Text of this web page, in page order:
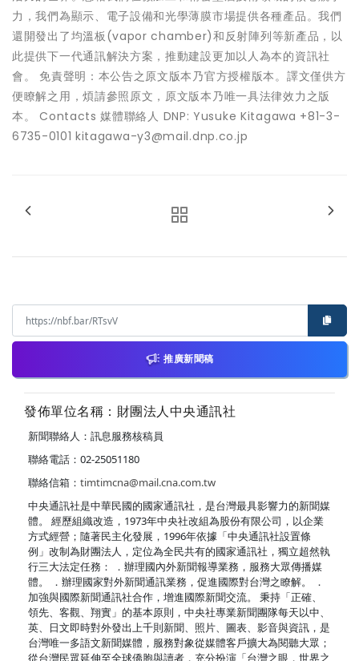
力，我們為顯示、電子設備和光學薄膜市場提供各種產品。我們
還開發出了均溫板(vapor chamber)和反射陣列等新產品，以
此提供下一代通訊解決方案，推動建設更加以人為本的資訊社
會。 免責聲明：本公告之原文版本乃官方授權版本。譯文僅供方
便瞭解之用，煩請參照原文，原文版本乃唯一具法律效力之版
本。 Contacts 媒體聯絡人 DNP: Yusuke Kitagawa +81-3-
6735-0101 kitagawa-y3@mail.dnp.co.jp
推廣新聞稿
發佈單位名稱：財團法人中央通訊社
新聞聯絡人：訊息服務核稿員
聯絡電話：02-25051180
聯絡信箱： timtimcna@mail.cna.com.tw
中央通訊社是中華民國的國家通訊社，是台灣最具影響力的新聞媒
體。 經歷組織改造，1973年中央社改組為股份有限公司，以企業
方式經營；隨著民主化發展，1996年依據「中央通訊社設置條
例」改制為財團法人，定位為全民共有的國家通訊社，獨立超然執
行三大法定任務： ．辦理國內外新聞報導業務，服務大眾傳播媒
體。 ．辦理國家對外新聞通訊業務，促進國際對台灣之瞭解。 ．
加強與國際新聞通訊社合作，增進國際新聞交流。 秉持「正確、
領先、客觀、翔實」的基本原則，中央社專業新聞團隊每天以中、
英、日文即時對外發出上千則新聞、照片、圖表、影音與資訊，是
台灣唯一多語文新聞媒體，服務對象從媒體客戶擴大為閱聽大眾；
從台灣民眾延伸至全球僑胞與讀者，充分扮演「台灣之眼，世界之